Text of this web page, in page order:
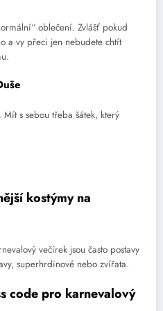
oblečení. Zvlášť pokud
a vy přeci jen nebudete chtít
s sebou třeba šátek, který
kostýmy na
večírek jsou často postavy
superhrdinové nebo zvířata.
code pro karnevalový